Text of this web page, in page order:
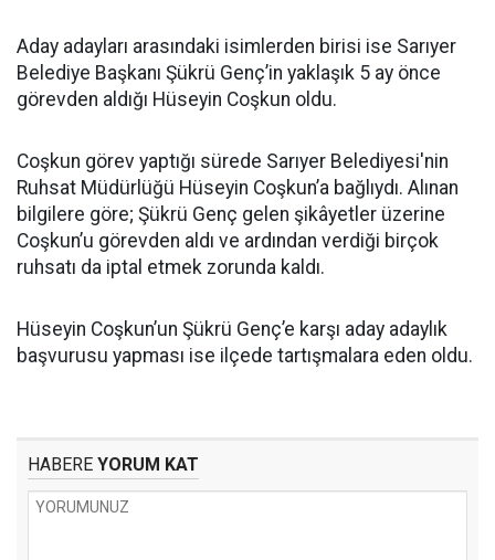
Aday adayları arasındaki isimlerden birisi ise Sarıyer
Belediye Başkanı Şükrü Genç’in yaklaşık 5 ay önce
görevden aldığı Hüseyin Coşkun oldu.
Coşkun görev yaptığı sürede Sarıyer Belediyesi'nin
Ruhsat Müdürlüğü Hüseyin Coşkun’a bağlıydı. Alınan
bilgilere göre; Şükrü Genç gelen şikâyetler üzerine
Coşkun’u görevden aldı ve ardından verdiği birçok
ruhsatı da iptal etmek zorunda kaldı.
Hüseyin Coşkun’un Şükrü Genç’e karşı aday adaylık
başvurusu yapması ise ilçede tartışmalara eden oldu.
HABERE YORUM KAT